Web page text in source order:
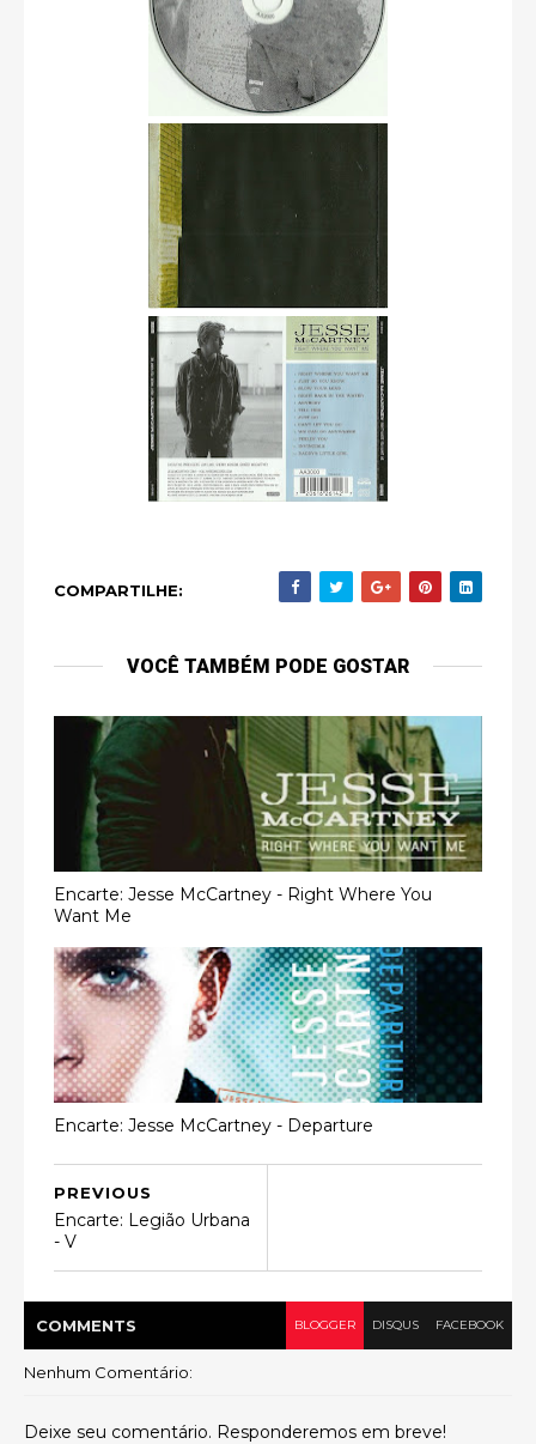
COMPARTILHE:
VOCÊ TAMBÉM PODE GOSTAR
Encarte: Jesse McCartney - Right Where You
Want Me
Encarte: Jesse McCartney - Departure
PREVIOUS
Encarte: Legião Urbana
- V
COMMENTS BLOGGER DISQUS FACEBOOK
Nenhum Comentário:
Deixe seu comentário. Responderemos em breve!